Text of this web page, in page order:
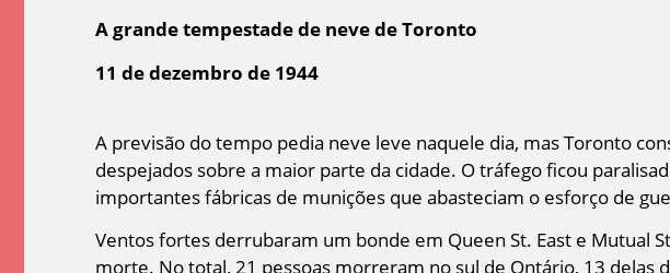
A grande tempestade de neve de Toronto
11 de dezembro de 1944
A previsão do tempo pedia neve leve naquele dia, mas Toronto
despejados sobre a maior parte da cidade. O tráfego ficou
importantes fábricas de munições que abasteciam o esforço de
Ventos fortes derrubaram um bonde em Queen St. East e Mutual
morte. No total, 21 pessoas morreram no sul de Ontário, 13 delas